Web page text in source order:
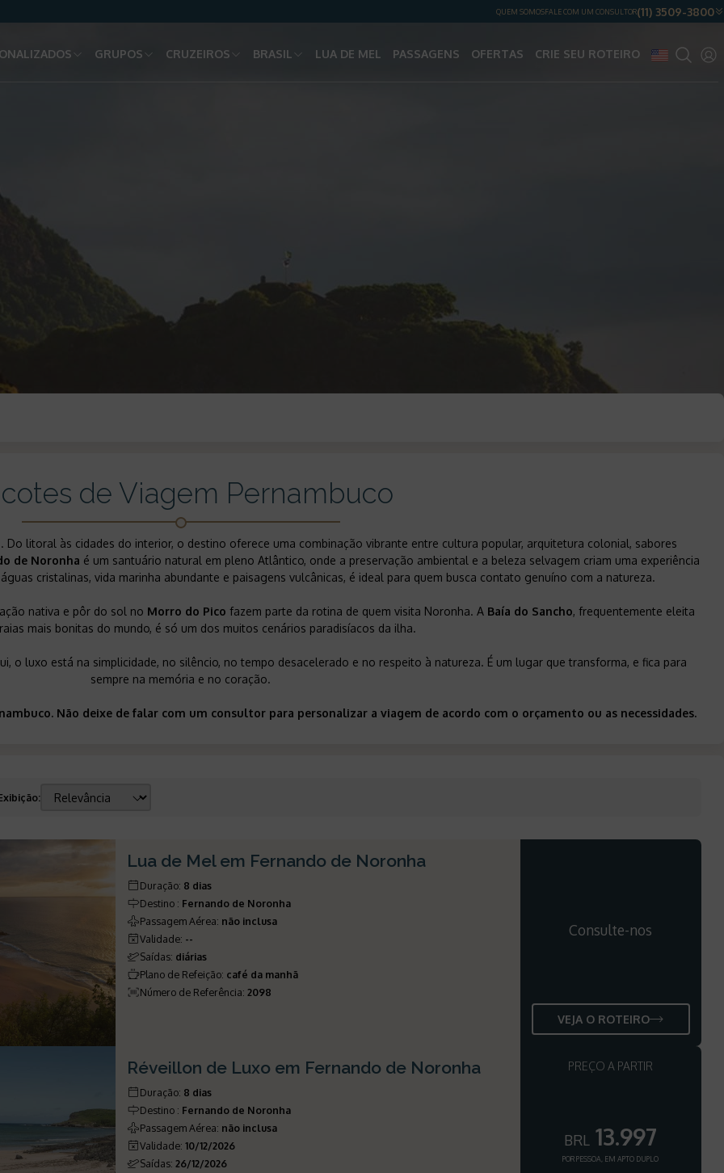
QUEM SOMOSFALE COM UM CONSULTOR(11) 3509-3800
GRUPOS CRUZEIROS BRASIL LUA DE MEL PASSAGENS OFERTAS CRIE SEU ROTEIRO
de Viagem Pernambuco
litoral às cidades do interior, o destino oferece uma combinação vibrante entre cultura popular, arquitetura colonial, sabores
de Noronha é um santuário natural em pleno Atlântico, onde a preservação ambiental e a beleza selvagem criam uma experiência
cristalinas, vida marinha abundante e paisagens vulcânicas, é ideal para quem busca contato genuíno com a natureza.
nativa e pôr do sol no Morro do Pico fazem parte da rotina de quem visita Noronha. A Baía do Sancho, frequentemente eleita
mais bonitas do mundo, é só um dos muitos cenários paradisíacos da ilha.
o luxo está na simplicidade, no silêncio, no tempo desacelerado e no respeito à natureza. É um lugar que transforma, e fica para
sempre na memória e no coração.
Não deixe de falar com um consultor para personalizar a viagem de acordo com o orçamento ou as necessidades.
:
Lua de Mel em Fernando de Noronha
Duração: 8 dias
Destino : Fernando de Noronha
Passagem Aérea: não inclusa
Validade: --
Saídas: diárias
Plano de Refeição: café da manhã
Número de Referência:2098
Consulte-nos
VEJA O ROTEIRO
Réveillon de Luxo em Fernando de Noronha
Duração: 8 dias
Destino : Fernando de Noronha
Passagem Aérea: não inclusa
Validade:10/12/2026
Saídas:26/12/2026
PREÇO A PARTIR
BRL 13.997
POR PESSOA, EM APTO DUPLO